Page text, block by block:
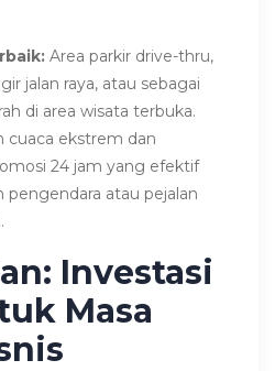
Area parkir drive-thru,
jalan raya, atau sebagai
di area wisata terbuka.
cuaca ekstrem dan
24 jam yang efektif
pengendara atau pejalan
Investasi
Masa